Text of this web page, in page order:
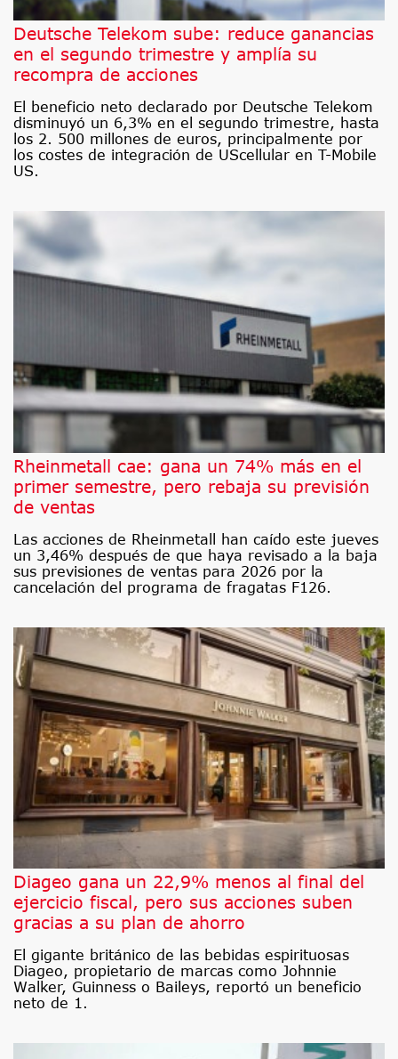
Deutsche Telekom sube: reduce ganancias
en el segundo trimestre y amplía su
recompra de acciones
El beneficio neto declarado por Deutsche Telekom
disminuyó un 6,3% en el segundo trimestre, hasta
los 2. 500 millones de euros, principalmente por
los costes de integración de UScellular en T-Mobile
US.
Rheinmetall cae: gana un 74% más en el
primer semestre, pero rebaja su previsión
de ventas
Las acciones de Rheinmetall han caído este jueves
un 3,46% después de que haya revisado a la baja
sus previsiones de ventas para 2026 por la
cancelación del programa de fragatas F126.
Diageo gana un 22,9% menos al final del
ejercicio fiscal, pero sus acciones suben
gracias a su plan de ahorro
El gigante británico de las bebidas espirituosas
Diageo, propietario de marcas como Johnnie
Walker, Guinness o Baileys, reportó un beneficio
neto de 1.